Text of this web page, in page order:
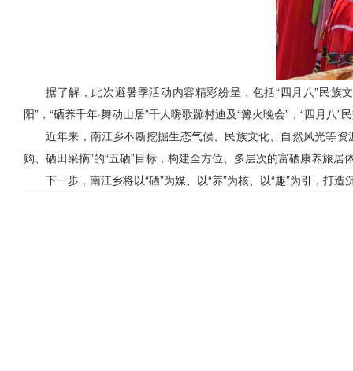
据了解，此次避暑季活动内容精彩纷呈，包括“四月八”民族
阳”，“硒养千年·舞动山居”千人嗨歌蹦村迪及“篝火晚会”，“四月
近年来，南江乡不断挖掘生态气候、民族文化、自然风光等
购、硒田采摘”的“五硒”目标，构建全方位、多层次的富硒康养旅居
下一步，南江乡将以“硒”为媒、以“养”为核、以“趣”为引，打